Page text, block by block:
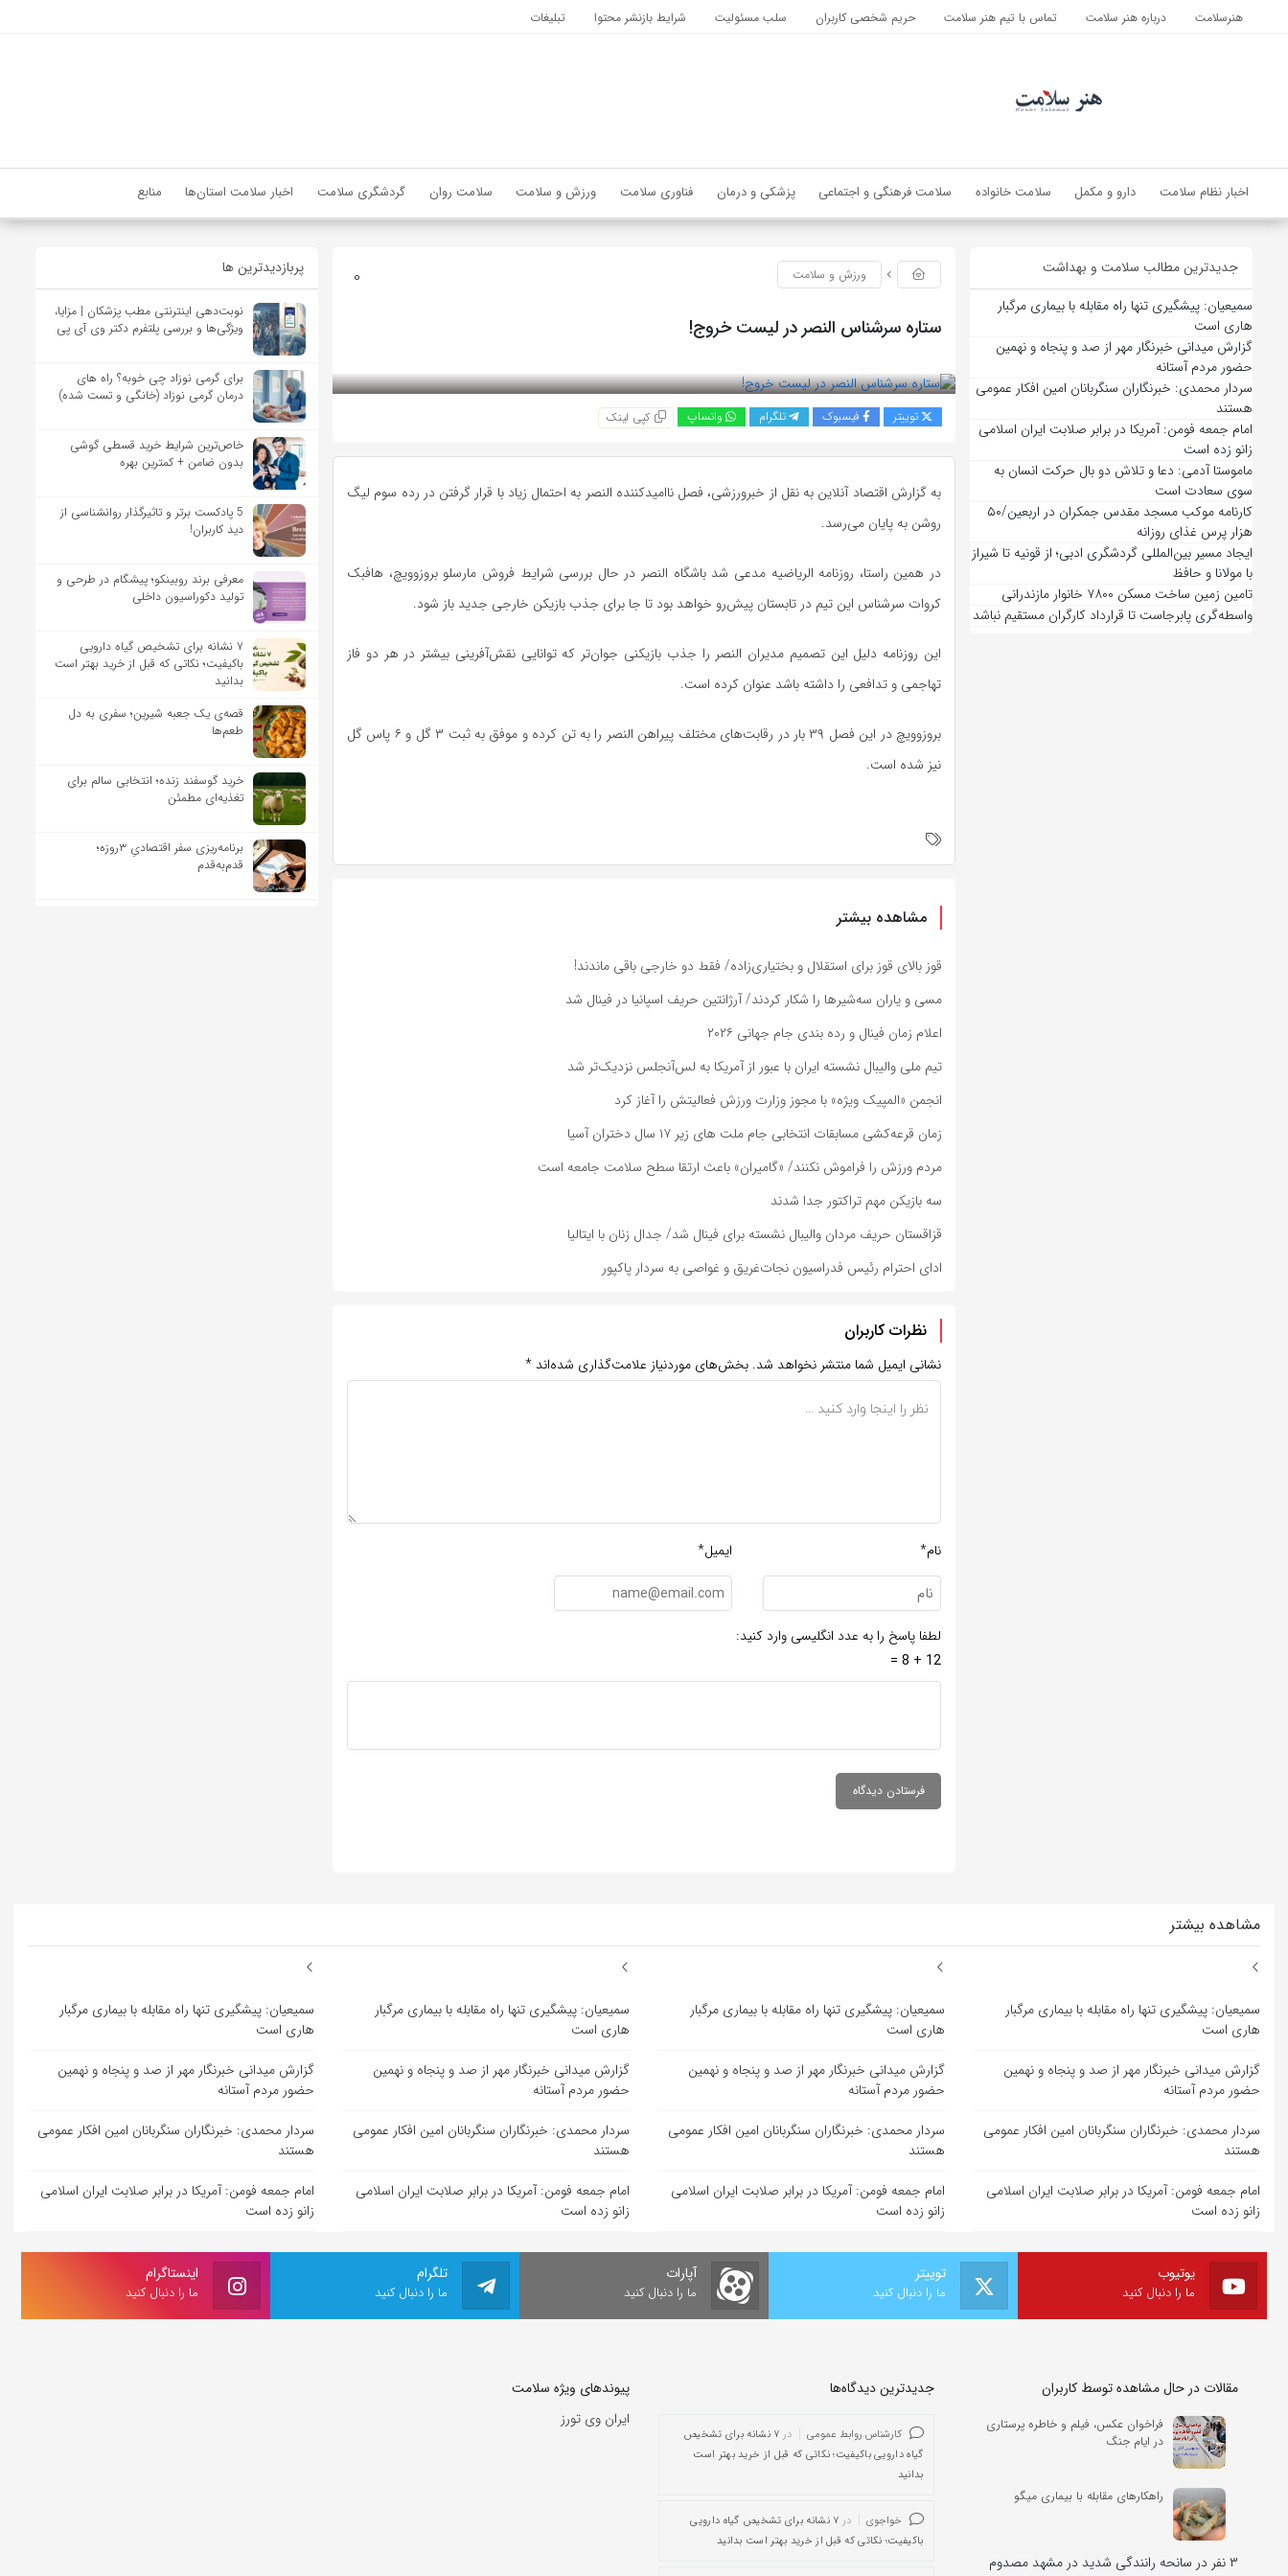
هنرسلامت درباره هنر سلامت تماس با تیم هنر سلامت حریم شخصی کاربران سلب مسئولیت شرایط بازنشر محتوا تبلیغات
اخبار نظام سلامت دارو و مکمل سلامت خانواده سلامت فرهنگی و اجتماعی پزشکی و درمان فناوری سلامت ورزش و سلامت سلامت روان گردشگری سلامت اخبار سلامت استان‌ها منابع
جدیدترین مطالب سلامت و بهداشت
سمیعیان: پیشگیری تنها راه مقابله با بیماری مرگبار
هاری است
گزارش میدانی خبرنگار مهر از صد و پنجاه و نهمین
حضور مردم آستانه
سردار محمدی: خبرنگاران سنگربانان امین افکار عمومی
هستند
امام جمعه فومن: آمریکا در برابر صلابت ایران اسلامی
زانو زده است
ماموستا آدمی: دعا و تلاش دو بال حرکت انسان به
سوی سعادت است
کارنامه موکب مسجد مقدس جمکران در اربعین/۵۰
هزار پرس غذای روزانه
ایجاد مسیر بین‌المللی گردشگری ادبی؛ از قونیه تا شیراز
با مولانا و حافظ
تامین زمین ساخت مسکن ۷۸۰۰ خانوار مازندرانی
واسطه‌گری پابرجاست تا قرارداد کارگران مستقیم نباشد
0 ورزش و سلامت
ستاره سرشناس النصر در لیست خروج!
توییتر فیسبوک تلگرام واتساپ کپی لینک
به گزارش اقتصاد آنلاین به نقل از خبرورزشی، فصل ناامیدکننده النصر به احتمال زیاد با قرار گرفتن در رده سوم لیگ
روشن به پایان می‌رسد.
در همین راستا، روزنامه الریاضیه مدعی شد باشگاه النصر در حال بررسی شرایط فروش مارسلو بروزوویچ، هافبک
کروات سرشناس این تیم در تابستان پیش‌رو خواهد بود تا جا برای جذب بازیکن خارجی جدید باز شود.
این روزنامه دلیل این تصمیم مدیران النصر را جذب بازیکنی جوان‌تر که توانایی نقش‌آفرینی بیشتر در هر دو فاز
تهاجمی و تدافعی را داشته باشد عنوان کرده است.
بروزوویچ در این فصل ۳۹ بار در رقابت‌های مختلف پیراهن النصر را به تن کرده و موفق به ثبت ۳ گل و ۶ پاس گل
نیز شده است.
مشاهده بیشتر
قوز بالای قوز برای استقلال و بختیاری‌زاده/ فقط دو خارجی باقی ماندند!
مسی و یاران سه‌شیرها را شکار کردند/ آرژانتین حریف اسپانیا در فینال شد
اعلام زمان فینال و رده بندی جام جهانی ۲۰۲۶
تیم ملی والیبال نشسته ایران با عبور از آمریکا به لس‌آنجلس نزدیک‌تر شد
انجمن «المپیک ویژه» با مجوز وزارت ورزش فعالیتش را آغاز کرد
زمان قرعه‌کشی مسابقات انتخابی جام ملت های زیر ۱۷ سال دختران آسیا
مردم ورزش را فراموش نکنند/ «گامیران» باعث ارتقا سطح سلامت جامعه است
سه بازیکن مهم تراکتور جدا شدند
قزاقستان حریف مردان والیبال نشسته برای فینال شد/ جدال زنان با ایتالیا
ادای احترام رئیس فدراسیون نجات‌غریق و غواصی به سردار پاکپور
نظرات کاربران
نشانی ایمیل شما منتشر نخواهد شد. بخش‌های موردنیاز علامت‌گذاری شده‌اند *
نام* ایمیل*
لطفا پاسخ را به عدد انگلیسی وارد کنید:
12 + 8 =
پربازدیدترین ها
نوبت‌دهی اینترنتی مطب پزشکان | مزایا،
ویژگی‌ها و بررسی پلتفرم دکتر وی آی پی
برای گرمی نوزاد چی خوبه؟ راه های
درمان گرمی نوزاد (خانگی و تست شده)
خاص‌ترین شرایط خرید قسطی گوشی
بدون ضامن + کمترین بهره
5 پادکست برتر و تاثیرگذار روانشناسی از
دید کاربران!
معرفی برند روبینکو؛ پیشگام در طرحی و
تولید دکوراسیون داخلی
۷ نشانه برای تشخیص گیاه دارویی
باکیفیت؛ نکاتی که قبل از خرید بهتر است
بدانید
قصه‌ی یک جعبه شیرین؛ سفری به دل
طعم‌ها
خرید گوسفند زنده؛ انتخابی سالم برای
تغذیه‌ای مطمئن
برنامه‌ریزی سفر اقتصادیِ ۳روزه؛
قدم‌به‌قدم
مشاهده بیشتر
سمیعیان: پیشگیری تنها راه مقابله با بیماری مرگبار
هاری است
گزارش میدانی خبرنگار مهر از صد و پنجاه و نهمین
حضور مردم آستانه
سردار محمدی: خبرنگاران سنگربانان امین افکار عمومی
هستند
امام جمعه فومن: آمریکا در برابر صلابت ایران اسلامی
زانو زده است
سمیعیان: پیشگیری تنها راه مقابله با بیماری مرگبار
هاری است
گزارش میدانی خبرنگار مهر از صد و پنجاه و نهمین
حضور مردم آستانه
سردار محمدی: خبرنگاران سنگربانان امین افکار عمومی
هستند
امام جمعه فومن: آمریکا در برابر صلابت ایران اسلامی
زانو زده است
سمیعیان: پیشگیری تنها راه مقابله با بیماری مرگبار
هاری است
گزارش میدانی خبرنگار مهر از صد و پنجاه و نهمین
حضور مردم آستانه
سردار محمدی: خبرنگاران سنگربانان امین افکار عمومی
هستند
امام جمعه فومن: آمریکا در برابر صلابت ایران اسلامی
زانو زده است
سمیعیان: پیشگیری تنها راه مقابله با بیماری مرگبار
هاری است
گزارش میدانی خبرنگار مهر از صد و پنجاه و نهمین
حضور مردم آستانه
سردار محمدی: خبرنگاران سنگربانان امین افکار عمومی
هستند
امام جمعه فومن: آمریکا در برابر صلابت ایران اسلامی
زانو زده است
اینستاگرام
ما را دنبال کنید
تلگرام
ما را دنبال کنید
آپارات
ما را دنبال کنید
توییتر
ما را دنبال کنید
یوتیوب
ما را دنبال کنید
مقالات در حال مشاهده توسط کاربران
فراخوان عکس، فیلم و خاطره پرستاری
در ایام جنگ
راهکارهای مقابله با بیماری میگو
۳ نفر در سانحه رانندگی شدید در مشهد مصدوم
جدیدترین دیدگاه‌‌ها
کارشناس روابط عمومی در
۷ نشانه برای تشخیص
گیاه دارویی باکیفیت؛ نکاتی که قبل از خرید بهتر است
بدانید
خواجوی در
۷ نشانه برای تشخیص گیاه دارویی
باکیفیت؛ نکاتی که قبل از خرید بهتر است بدانید
پیوندهای ویژه سلامت
ایران وی تورز